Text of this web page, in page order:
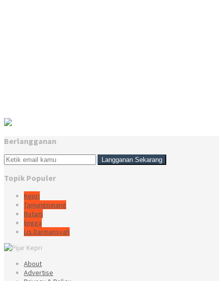
Berlangganan
Topik Populer
Kepri
Tanjungpinang
Batam
lingga
Lis Darmansyah
About
Advertise